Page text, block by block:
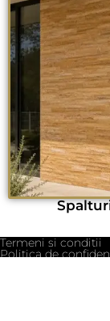
Termeni si conditii
Politica de